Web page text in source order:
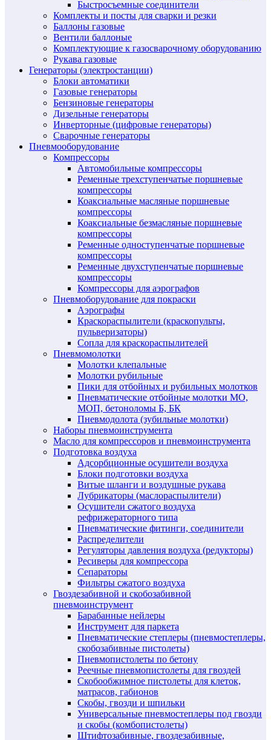
Быстросъемные соединители
Комплекты и посты для сварки и резки
Баллоны газовые
Вентили баллоные
Комплектующие к газосварочному оборудованию
Рукава газовые
Генераторы (электростанции)
Блоки автоматики
Газовые генераторы
Бензиновые генераторы
Дизельные генераторы
Инверторные (цифровые генераторы)
Сварочные генераторы
Пневмооборудование
Компрессоры
Автомобильные компрессоры
Ременные трехступенчатые поршневые
компрессоры
Коаксиальные масляные поршневые
компрессоры
Коаксиальные безмасляные поршневые
компрессоры
Ременные одноступенчатые поршневые
компрессоры
Ременные двухступенчатые поршневые
компрессоры
Компрессоры для аэрографов
Пневмоборудование для покраски
Аэрографы
Краскораспылители (краскопульты,
пульверизаторы)
Сопла для краскораспылителей
Пневмомолотки
Молотки клепальные
Молотки рубильные
Пики для отбойных и рубильных молотков
Пневматические отбойные молотки МО,
МОП, бетоноломы Б, БК
Пневмодолота (зубильные молотки)
Наборы пневмоинструмента
Масло для компрессоров и пневмоинструмента
Подготовка воздуха
Адсорбционные осушители воздуха
Блоки подготовки воздуха
Витые шланги и воздушные рукава
Лубрикаторы (маслораспылители)
Осушители сжатого воздуха
рефрижераторного типа
Пневматические фитинги, соединители
Распределители
Регуляторы давления воздуха (редукторы)
Ресиверы для компрессора
Сепараторы
Фильтры сжатого воздуха
Гвоздезабивной и скобозабивной
пневмоинструмент
Барабанные нейлеры
Инструмент для паркета
Пневматические степлеры (пневмостеплеры,
скобозабивные пистолеты)
Пневмопистолеты по бетону
Реечные пневмопистолеты для гвоздей
Скобообжимное пистолеты для клеток,
матрасов, габионов
Скобы, гвозди и шпильки
Универсальные пневмостеплеры под гвозди
и скобы (комбопистолеты)
Штифтозабивные, гвоздезабивные,